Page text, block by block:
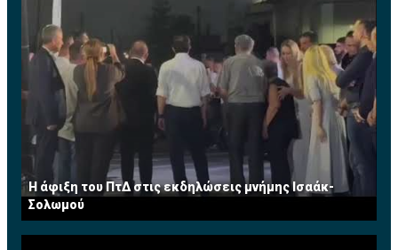
Η άφιξη του ΠτΔ στις εκδηλώσεις μνήμης Ισαάκ-
Σολωμού